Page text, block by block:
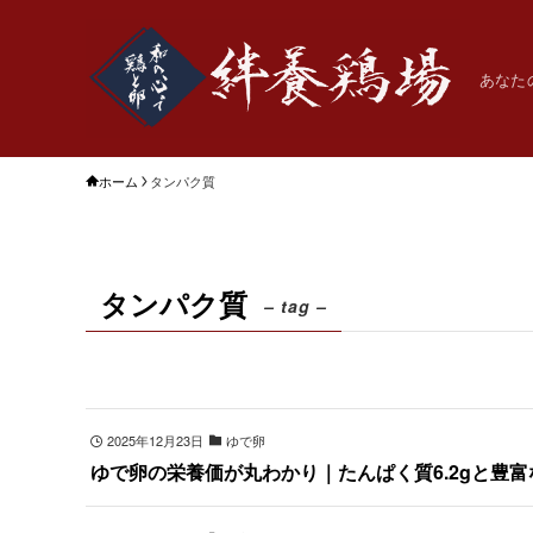
あなた
ホーム タンパク質
タンパク質 – tag –
2025年12月23日 ゆで卵
ゆで卵の栄養価が丸わかり｜たんぱく質6.2gと豊